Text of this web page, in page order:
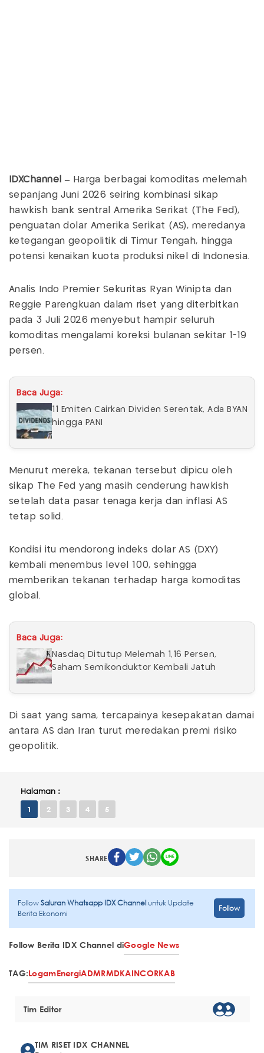
IDXChannel – Harga berbagai komoditas melemah
sepanjang Juni 2026 seiring kombinasi sikap
hawkish bank sentral Amerika Serikat (The Fed),
penguatan dolar Amerika Serikat (AS), meredanya
ketegangan geopolitik di Timur Tengah, hingga
potensi kenaikan kuota produksi nikel di Indonesia.
Analis Indo Premier Sekuritas Ryan Winipta dan
Reggie Parengkuan dalam riset yang diterbitkan
pada 3 Juli 2026 menyebut hampir seluruh
komoditas mengalami koreksi bulanan sekitar 1-19
persen.
Baca Juga:
11 Emiten Cairkan Dividen Serentak, Ada BYAN
hingga PANI
Menurut mereka, tekanan tersebut dipicu oleh
sikap The Fed yang masih cenderung hawkish
setelah data pasar tenaga kerja dan inflasi AS
tetap solid.
Kondisi itu mendorong indeks dolar AS (DXY)
kembali menembus level 100, sehingga
memberikan tekanan terhadap harga komoditas
global.
Baca Juga:
Nasdaq Ditutup Melemah 1,16 Persen,
Saham Semikonduktor Kembali Jatuh
Di saat yang sama, tercapainya kesepakatan damai
antara AS dan Iran turut meredakan premi risiko
geopolitik.
Halaman :
1 2 3 4 5
SHARE
FollowSaluran Whatsapp IDX Channeluntuk Update
Berita Ekonomi
Follow
Follow Berita IDX Channel diGoogle News
TAG:LogamEnergiADMRMDKAINCORKAB
Tim Editor
TIM RISET IDX CHANNEL